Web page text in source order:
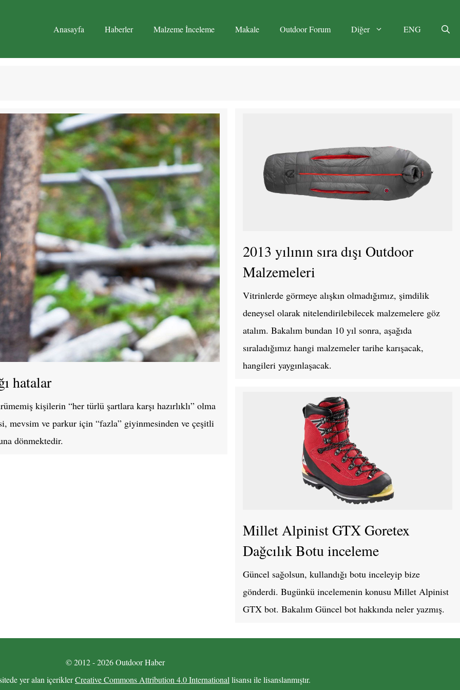
Anasayfa Haberler Malzeme İnceleme Makale Outdoor Forum Diğer ENG
hatalar
kişilerin “her türlü şartlara karşı hazırlıklı” olma
mevsim ve parkur için “fazla” giyinmesinden ve çeşitli
dönmektedir.
2013 yılının sıra dışı Outdoor
Malzemeleri
Vitrinlerde görmeye alışkın olmadığımız, şimdilik
deneysel olarak nitelendirilebilecek malzemelere göz
atalım. Bakalım bundan 10 yıl sonra, aşağıda
sıraladığımız hangi malzemeler tarihe karışacak,
hangileri yaygınlaşacak.
Millet Alpinist GTX Goretex
Dağcılık Botu inceleme
Güncel sağolsun, kullandığı botu inceleyip bize
gönderdi. Bugünkü incelemenin konusu Millet Alpinist
GTX bot. Bakalım Güncel bot hakkında neler yazmış.
© 2012 - 2026 Outdoor Haber
yer alan içeriklerCreative Commons Attribution 4.0 International lisansı ile lisanslanmıştır.